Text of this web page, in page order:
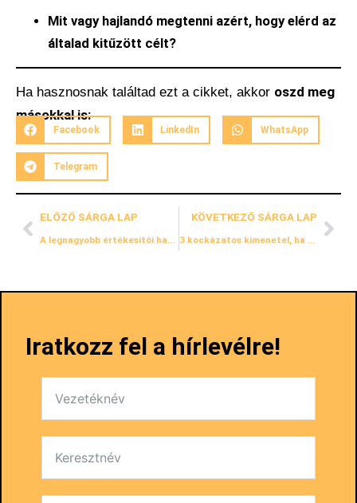
Mit vagy hajlandó megtenni azért, hogy elérd az
általad kitűzött célt?
Ha hasznosnak találtad ezt a cikket, akkor oszd meg
másokkal is:
Facebook LinkedIn WhatsApp
Telegram
ELŐZŐ SÁRGA LAP
A legnagyobb értékesítői hazugság (és a tényleges igazság) (#005)
KÖVETKEZŐ SÁRGA LAP
3 kockázatos kimenetel, ha vezetőként nem teremtesz egyensúlyt (#007)
Iratkozz fel a hírlevélre!